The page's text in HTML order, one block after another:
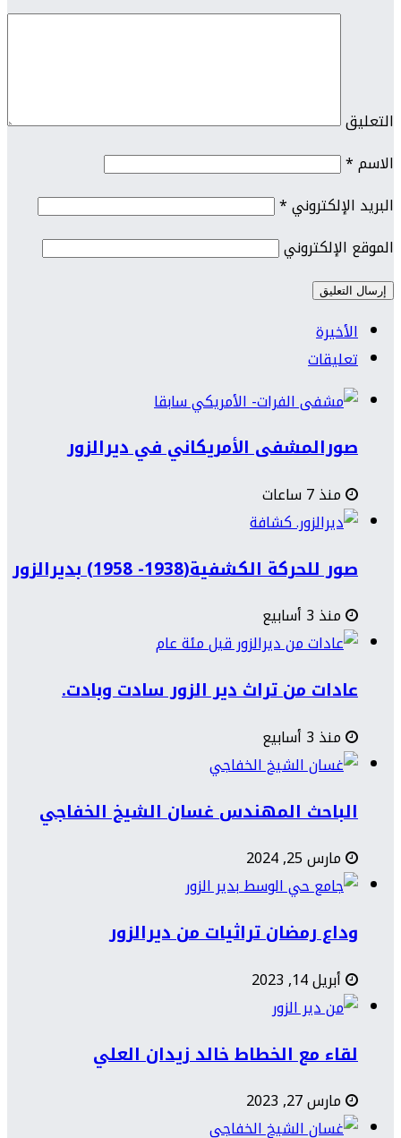
التعليق
الاسم*
البريد الإلكتروني*
الموقع الإلكتروني
الأخيرة
تعليقات
صورالمشفى الأمريكاني في ديرالزور
منذ 7 ساعات
صور للحركة الكشفية(1938- 1958) بديرالزور
منذ 3 أسابيع
عادات من تراث دير الزور سادت وبادت.
منذ 3 أسابيع
الباحث المهندس غسان الشيخ الخفاجي
مارس 25, 2024
وداع رمضان تراثيات من ديرالزور
أبريل 14, 2023
لقاء مع الخطاط خالد زيدان العلي
مارس 27, 2023